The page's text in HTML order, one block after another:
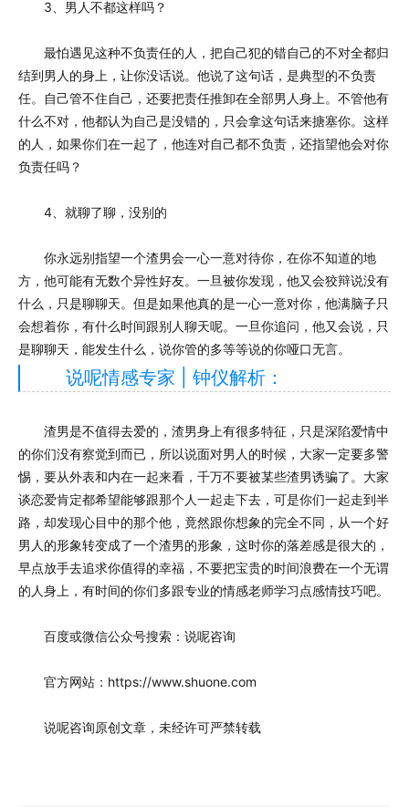
3、男人不都这样吗？
最怕遇见这种不负责任的人，把自己犯的错自己的不对全都归
结到男人的身上，让你没话说。他说了这句话，是典型的不负责
任。自己管不住自己，还要把责任推卸在全部男人身上。不管他有
什么不对，他都认为自己是没错的，只会拿这句话来搪塞你。这样
的人，如果你们在一起了，他连对自己都不负责，还指望他会对你
负责任吗？
4、就聊了聊，没别的
你永远别指望一个渣男会一心一意对待你，在你不知道的地
方，他可能有无数个异性好友。一旦被你发现，他又会狡辩说没有
什么，只是聊聊天。但是如果他真的是一心一意对你，他满脑子只
会想着你，有什么时间跟别人聊天呢。一旦你追问，他又会说，只
是聊聊天，能发生什么，说你管的多等等说的你哑口无言。
说呢情感专家 | 钟仪解析：
渣男是不值得去爱的，渣男身上有很多特征，只是深陷爱情中
的你们没有察觉到而已，所以说面对男人的时候，大家一定要多警
惕，要从外表和内在一起来看，千万不要被某些渣男诱骗了。大家
谈恋爱肯定都希望能够跟那个人一起走下去，可是你们一起走到半
路，却发现心目中的那个他，竟然跟你想象的完全不同，从一个好
男人的形象转变成了一个渣男的形象，这时你的落差感是很大的，
早点放手去追求你值得的幸福，不要把宝贵的时间浪费在一个无谓
的人身上，有时间的你们多跟专业的情感老师学习点感情技巧吧。
百度或微信公众号搜索：说呢咨询
官方网站：https://www.shuone.com
说呢咨询原创文章，未经许可严禁转载